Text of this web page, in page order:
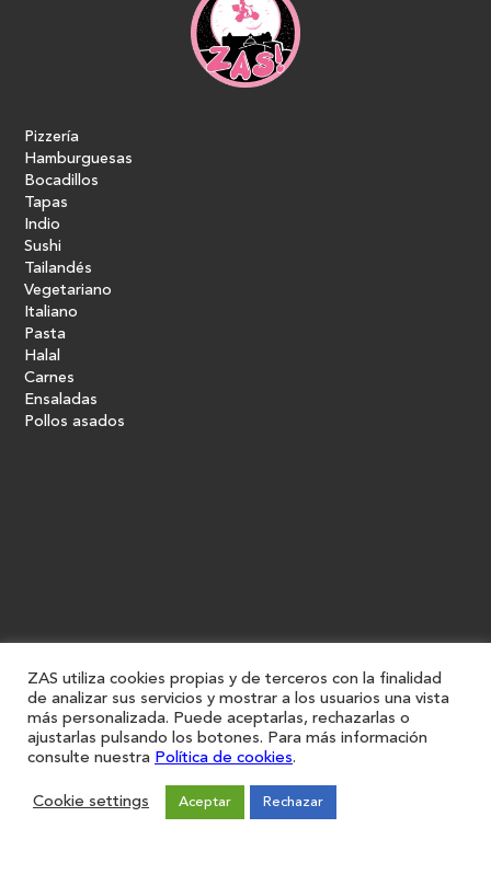
Pizzería
Hamburguesas
Bocadillos
Tapas
Indio
Sushi
Tailandés
Vegetariano
Italiano
Pasta
Halal
Carnes
Ensaladas
Pollos asados
Restaurantes
Registro
ZAS utiliza cookies propias y de terceros con la finalidad
de analizar sus servicios y mostrar a los usuarios una vista
más personalizada. Puede aceptarlas, rechazarlas o
ajustarlas pulsando los botones. Para más información
consulte nuestra Política de cookies.
Cookie settings Aceptar Rechazar